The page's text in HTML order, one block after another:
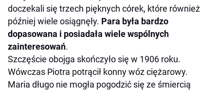
doczekali się trzech pięknych córek, które również
później wiele osiągnęły. Para była bardzo
dopasowana i posiadała wiele wspólnych
zainteresowań.
Szczęście obojga skończyło się w 1906 roku.
Wówczas Piotra potrącił konny wóz ciężarowy.
Maria długo nie mogła pogodzić się ze śmiercią